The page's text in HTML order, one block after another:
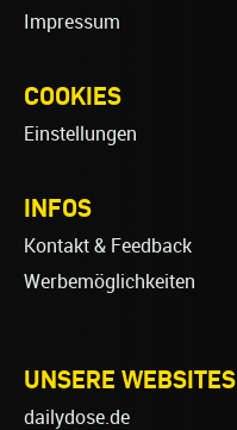
Impressum
COOKIES
Einstellungen
INFOS
Kontakt & Feedback
Werbemöglichkeiten
UNSERE WEBSITES
dailydose.de